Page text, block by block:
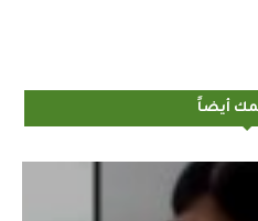
أيضاً